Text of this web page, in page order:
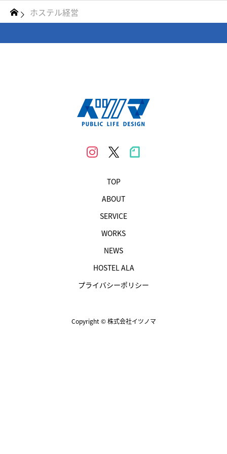
ホステル経営
TOP
ABOUT
SERVICE
WORKS
NEWS
HOSTEL ALA
プライバシーポリシー
Copyright © 株式会社イツノマ